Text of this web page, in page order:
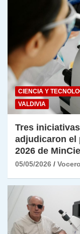
CIENCIA Y
VALDIVIA
Tres
adjudicaron el
2026 de
05/05/2026